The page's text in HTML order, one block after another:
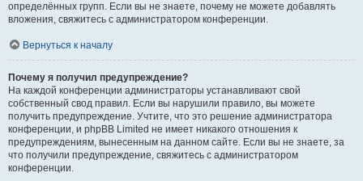
определённых групп. Если вы не знаете, почему не можете добавлять
вложения, свяжитесь с администратором конференции.
Вернуться к началу
Почему я получил предупреждение?
На каждой конференции администраторы устанавливают свой
собственный свод правил. Если вы нарушили правило, вы можете
получить предупреждение. Учтите, что это решение администратора
конференции, и phpBB Limited не имеет никакого отношения к
предупреждениям, вынесенным на данном сайте. Если вы не знаете, за
что получили предупреждение, свяжитесь с администратором
конференции.